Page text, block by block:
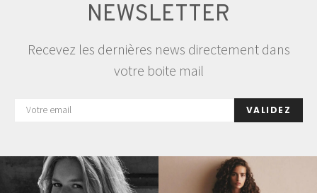
NEWSLETTER
Recevez les dernières news directement dans
votre boite mail
VALIDEZ